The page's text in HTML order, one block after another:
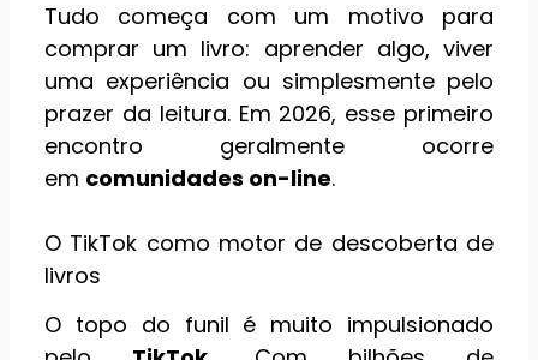
Tudo começa com um motivo para
comprar um livro: aprender algo, viver
uma experiência ou simplesmente pelo
prazer da leitura. Em 2026, esse primeiro
encontro geralmente ocorre
em comunidades on-line.
O TikTok como motor de descoberta de
livros
O topo do funil é muito impulsionado